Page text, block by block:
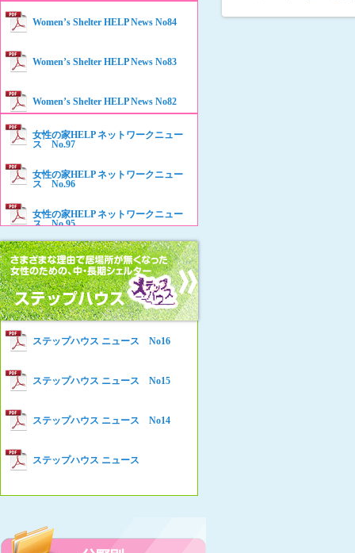
Women’s Shelter HELP News No84
Women’s Shelter HELP News No83
Women’s Shelter HELP News No82
Women’s Shelter HELP News No81
Women’s Shelter HELP News No80
Women’s Shelter HELP News No79
Women’s Shelter HELP News No78
Women’s Shelter HELP News No76
Women’s Shelter HELP News No75
Women’s Shelter HELP News
女性の家HELP ネットワークニュー
ス No.97
女性の家HELP ネットワークニュー
ス No.96
女性の家HELP ネットワークニュー
ス No.95
女性の家HELP ネットワークニュー
ス No.94
女性の家HELP ネットワークニュー
ス No.93
女性の家HELP ネットワークニュー
ス No.92
女性の家HELP ネットワークニュー
ス No.91
女性の家HELP ネットワークニュー
ス No.90
女性の家HELP ネットワークニュー
ス No.89
女性の家HELP ネットワークニュー
ス No.87
ステップハウス ニュース No16
ステップハウス ニュース No15
ステップハウス ニュース No14
ステップハウス ニュース